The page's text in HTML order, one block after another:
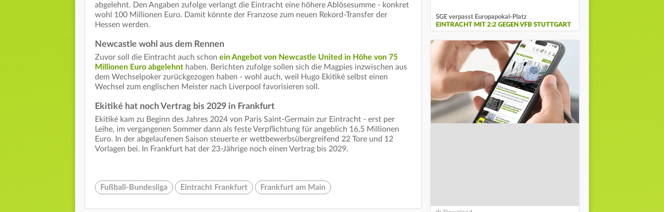
abgelehnt. Den Angaben zufolge verlangt die Eintracht eine höhere Ablösesumme - konkret
wohl 100 Millionen Euro. Damit könnte der Franzose zum neuen Rekord-Transfer der
Hessen werden.
Newcastle wohl aus dem Rennen
Zuvor soll die Eintracht auch schon ein Angebot von Newcastle United in Höhe von 75
Millionen Euro abgelehnt haben. Berichten zufolge sollen sich die Magpies inzwischen aus
dem Wechselpoker zurückgezogen haben - wohl auch, weil Hugo Ekitiké selbst einen
Wechsel zum englischen Meister nach Liverpool favorisieren soll.
Ekitiké hat noch Vertrag bis 2029 in Frankfurt
Ekitiké kam zu Beginn des Jahres 2024 von Paris Saint-Germain zur Eintracht - erst per
Leihe, im vergangenen Sommer dann als feste Verpflichtung für angeblich 16,5 Millionen
Euro. In der abgelaufenen Saison steuerte er wettbewerbsübergreifend 22 Tore und 12
Vorlagen bei. In Frankfurt hat der 23-Jährige noch einen Vertrag bis 2029.
Fußball-Bundesliga Eintracht Frankfurt Frankfurt am Main
SGE verpasst Europapokal-Platz
EINTRACHT MIT 2:2 GEGEN VFB STUTTGART